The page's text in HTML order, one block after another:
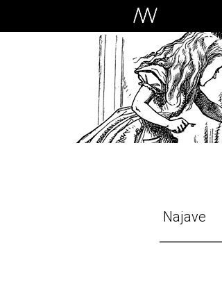
Najave